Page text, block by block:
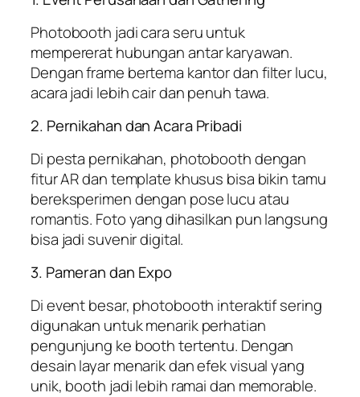
Photobooth jadi cara seru untuk
mempererat hubungan antar karyawan.
Dengan frame bertema kantor dan filter lucu,
acara jadi lebih cair dan penuh tawa.
2. Pernikahan dan Acara Pribadi
Di pesta pernikahan, photobooth dengan
fitur AR dan template khusus bisa bikin tamu
bereksperimen dengan pose lucu atau
romantis. Foto yang dihasilkan pun langsung
bisa jadi suvenir digital.
3. Pameran dan Expo
Di event besar, photobooth interaktif sering
digunakan untuk menarik perhatian
pengunjung ke booth tertentu. Dengan
desain layar menarik dan efek visual yang
unik, booth jadi lebih ramai dan memorable.